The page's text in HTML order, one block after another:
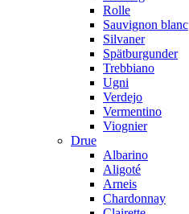
Rolle
Sauvignon blanc
Silvaner
Spätburgunder
Trebbiano
Ugni
Verdejo
Vermentino
Viognier
Drue
Albarino
Aligoté
Arneis
Chardonnay